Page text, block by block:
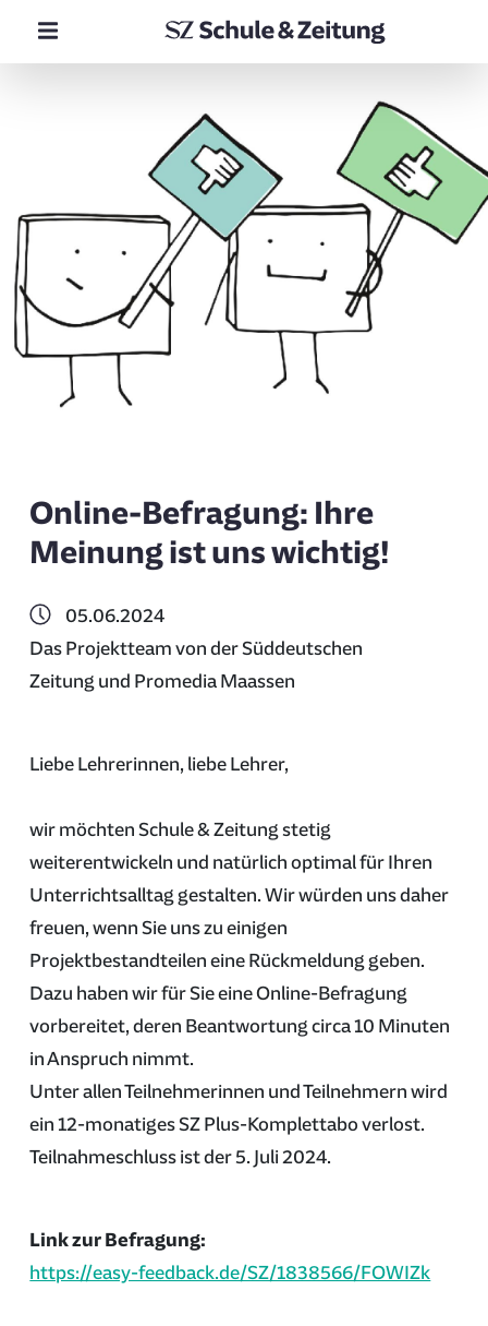
Online-Befragung: Ihre
Meinung ist uns wichtig!
05.06.2024
Das Projektteam von der Süddeutschen
Zeitung und Promedia Maassen
Liebe Lehrerinnen, liebe Lehrer,
wir möchten Schule & Zeitung stetig
weiterentwickeln und natürlich optimal für Ihren
Unterrichtsalltag gestalten. Wir würden uns daher
freuen, wenn Sie uns zu einigen
Projektbestandteilen eine Rückmeldung geben.
Dazu haben wir für Sie eine Online-Befragung
vorbereitet, deren Beantwortung circa 10 Minuten
in Anspruch nimmt.
Unter allen Teilnehmerinnen und Teilnehmern wird
ein 12-monatiges SZ Plus-Komplettabo verlost.
Teilnahmeschluss ist der 5. Juli 2024.
Link zur Befragung:
https://easy-feedback.de/SZ/1838566/FOWIZk